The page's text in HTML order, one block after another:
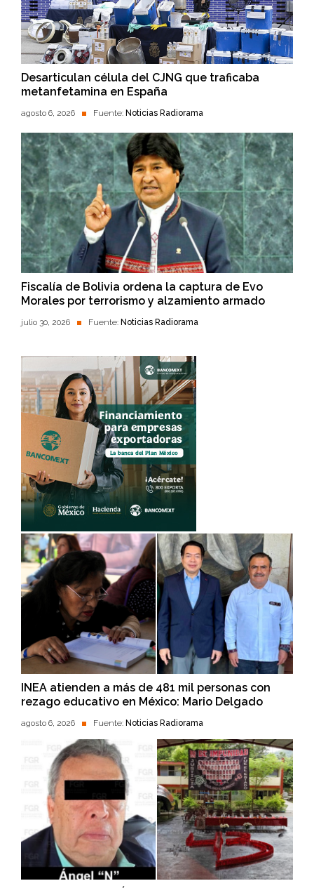
Desarticulan célula del CJNG que traficaba
metanfetamina en España
agosto 6, 2026 Fuente: Noticias Radiorama
Fiscalía de Bolivia ordena la captura de Evo
Morales por terrorismo y alzamiento armado
julio 30, 2026 Fuente: Noticias Radiorama
INEA atienden a más de 481 mil personas con
rezago educativo en México: Mario Delgado
agosto 6, 2026 Fuente: Noticias Radiorama